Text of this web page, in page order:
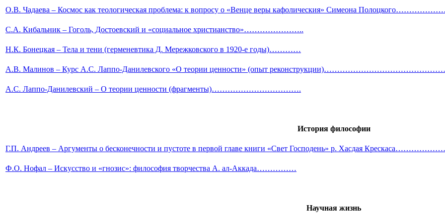
О.В. Чадаева – Космос как теологическая проблема: к вопросу о «Венце веры кафолическия» Симеона
C.А. Кибальник – Гоголь, Достоевский и «социальное христианство»…………………..
Н.К. Бонецкая – Тела и тени (герменевтика Д. Мережковского в 1920-е годы)…………
А.В. Малинов – Курс А.С. Лаппо-Данилевского «О теории ценности» (опыт
А.С. Лаппо-Данилевский – О теории ценности (фрагменты)…………………………….
История философии
Г.П. Андреев – Аргументы о бесконечности и пустоте в первой главе книги «Свет Господень» р. Хасдая
Ф.О. Нофал – Искусство и «гнозис»: философия творчества А. ал-Аккада……………
Научная жизнь